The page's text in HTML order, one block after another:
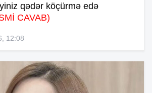
qədər köçürmə edə
CAVAB)
12:08